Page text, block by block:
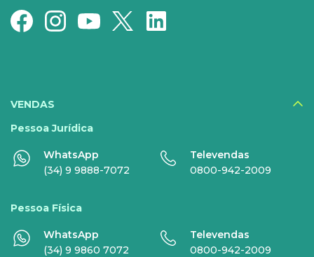
DIGITAIS
Disney+
Nomo Music
Sky+
HBO Max
VENDAS
Pessoa Jurídica
WhatsApp
(34) 9 9888-7072
Televendas
0800-942-2009
Pessoa Física
WhatsApp
(34) 9 9860 7072
Televendas
0800-942-2009